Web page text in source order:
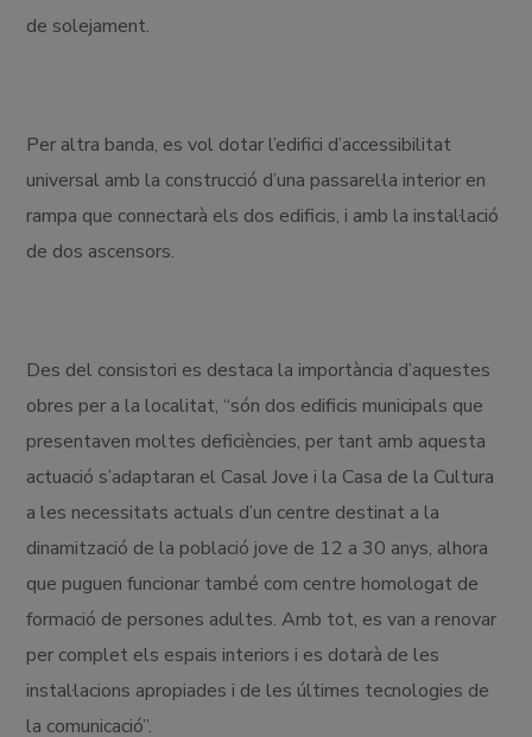
de solejament.
Per altra banda, es vol dotar l’edifici d’accessibilitat
universal amb la construcció d’una passarel·la interior en
rampa que connectarà els dos edificis, i amb la instal·lació
de dos ascensors.
Des del consistori es destaca la importància d’aquestes
obres per a la localitat, “són dos edificis municipals que
presentaven moltes deficiències, per tant amb aquesta
actuació s’adaptaran el Casal Jove i la Casa de la Cultura
a les necessitats actuals d’un centre destinat a la
dinamització de la població jove de 12 a 30 anys, alhora
que puguen funcionar també com centre homologat de
formació de persones adultes. Amb tot, es van a renovar
per complet els espais interiors i es dotarà de les
instal·lacions apropiades i de les últimes tecnologies de
la comunicació”.